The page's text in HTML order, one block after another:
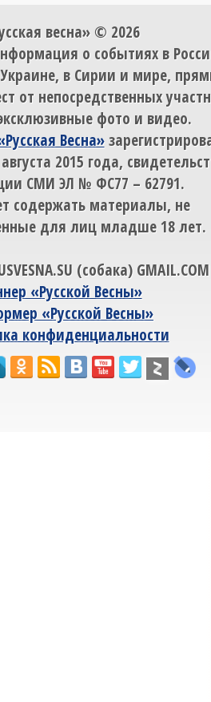
весна» © 2026
о событиях в
в Сирии и мире,
от непосредственных
фото и видео.
Весна»
2015 года,
СМИ ЭЛ № ФС77 – 62791.
содержать материалы, не
для лиц младше 18 лет.
(собака) GMAIL.COM
«Русской Весны»
«Русской Весны»
конфиденциальности